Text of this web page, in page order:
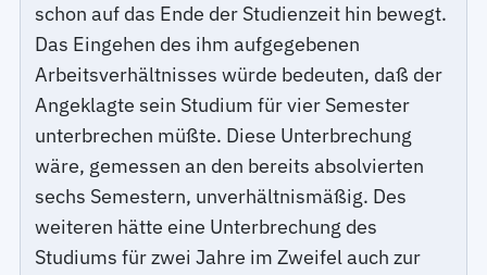
schon auf das Ende der Studienzeit hin bewegt.
Das Eingehen des ihm aufgegebenen
Arbeitsverhältnisses würde bedeuten, daß der
Angeklagte sein Studium für vier Semester
unterbrechen müßte. Diese Unterbrechung
wäre, gemessen an den bereits absolvierten
sechs Semestern, unverhältnismäßig. Des
weiteren hätte eine Unterbrechung des
Studiums für zwei Jahre im Zweifel auch zur